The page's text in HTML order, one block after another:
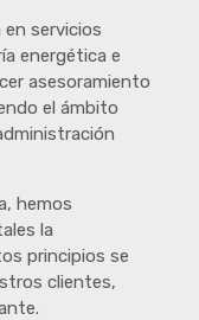
en servicios
energética e
asesoramiento
el ámbito
hemos
la
principios se
clientes,